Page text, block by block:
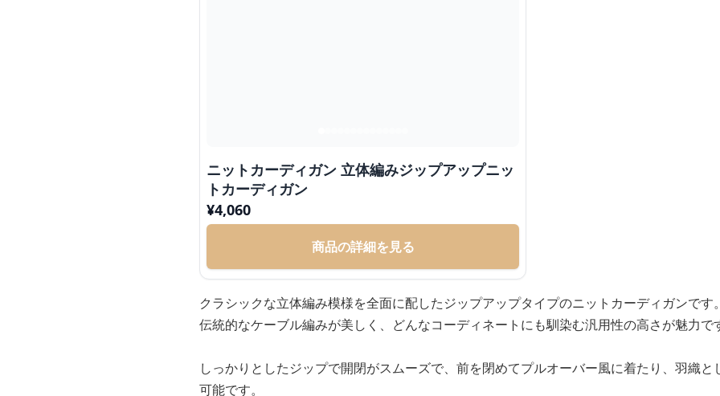
ニットカーディガン 立体編みジップアップニッ
トカーディガン
¥4,060
商品の詳細を見る
クラシックな立体編み模様を全面に配したジップアップタイプのニットカーディガンです
伝統的なケーブル編みが美しく、どんなコーディネートにも馴染む汎用性の高さが魅力で
しっかりとしたジップで開閉がスムーズで、前を閉めてプルオーバー風に着たり、羽織
可能です。